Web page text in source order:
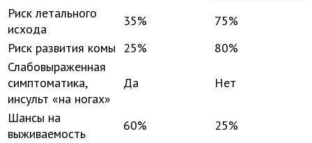
Риск летального
исхода
35%
75%
Риск развития комы 25%
80%
Слабовыраженная
симптоматика,
инсульт «на ногах»
Да Нет
Шансы на
выживаемость
60%
25%